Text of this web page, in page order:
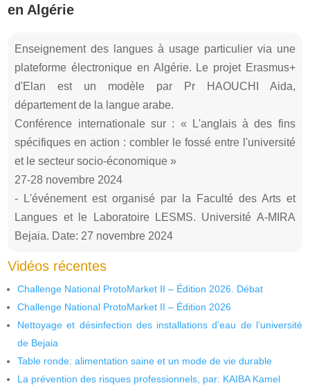
en Algérie
Enseignement des langues à usage particulier via une
plateforme électronique en Algérie. Le projet Erasmus+
d'Elan est un modèle par Pr HAOUCHI Aida,
département de la langue arabe.
Conférence internationale sur : « L'anglais à des fins
spécifiques en action : combler le fossé entre l'université
et le secteur socio-économique »
27-28 novembre 2024
- L'événement est organisé par la Faculté des Arts et
Langues et le Laboratoire LESMS. Université A-MIRA
Bejaia. Date: 27 novembre 2024
Vidéos récentes
Challenge National ProtoMarket II – Édition 2026. Débat
Challenge National ProtoMarket II – Édition 2026
Nettoyage et désinfection des installations d’eau de l’université
de Bejaia
Table ronde: alimentation saine et un mode de vie durable
La prévention des risques professionnels, par: KAIBA Kamel